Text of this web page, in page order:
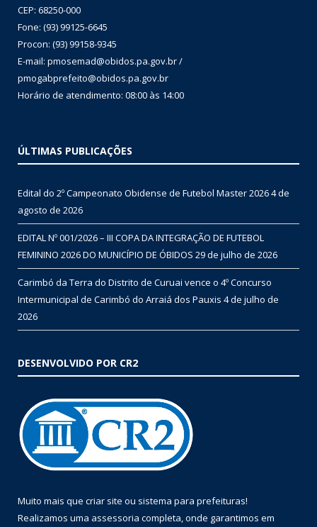
CEP: 68250-000
Fone: (93) 99125-6645
Procon: (93) 99158-9345
E-mail: pmosemad@obidos.pa.gov.br /
pmogabprefeito@obidos.pa.gov.br
Horário de atendimento: 08:00 às 14:00
ÚLTIMAS PUBLICAÇÕES
Edital do 2º Campeonato Obidense de Futebol Master 20264 de
agosto de 2026
EDITAL Nº 001/2026 – III COPA DA INTEGRAÇÃO DE FUTEBOL
FEMININO 2026 DO MUNICÍPIO DE ÓBIDOS 29 de julho de 2026
Carimbó da Terra do Distrito de Curuai vence o 4º Concurso
Intermunicipal de Carimbó do Arraiá dos Pauxis 4 de julho de
2026
DESENVOLVIDO POR CR2
Muito mais que criar site ou sistema para prefeituras!
Realizamos uma assessoria completa, onde garantimos em